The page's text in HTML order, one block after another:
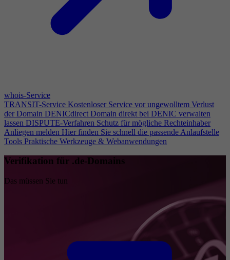
whois-Service
TRANSIT-Service Kostenloser Service vor ungewolltem Verlust
der Domain DENICdirect Domain direkt bei DENIC verwalten
lassen DISPUTE-Verfahren Schutz für mögliche Rechteinhaber
Anliegen melden Hier finden Sie schnell die passende Anlaufstelle
Tools Praktische Werkzeuge & Webanwendungen
Verifikation für .de-Domains
Das müssen Sie tun